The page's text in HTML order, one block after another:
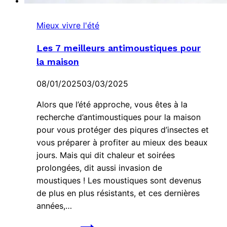
Mieux vivre l'été
Les 7 meilleurs antimoustiques pour
la maison
08/01/202503/03/2025
Alors que l’été approche, vous êtes à la
recherche d’antimoustiques pour la maison
pour vous protéger des piqures d’insectes et
vous préparer à profiter au mieux des beaux
jours. Mais qui dit chaleur et soirées
prolongées, dit aussi invasion de
moustiques ! Les moustiques sont devenus
de plus en plus résistants, et ces dernières
années,…